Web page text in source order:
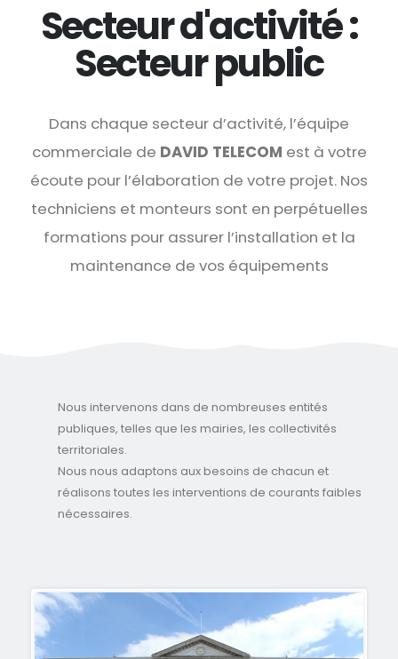
Secteur d'activité :
Secteur public
Dans chaque secteur d’activité, l’équipe
commerciale de DAVID TELECOM est à votre
écoute pour l’élaboration de votre projet. Nos
techniciens et monteurs sont en perpétuelles
formations pour assurer l’installation et la
maintenance de vos équipements
Nous intervenons dans de nombreuses entités
publiques, telles que les mairies, les collectivités
territoriales.
Nous nous adaptons aux besoins de chacun et
réalisons toutes les interventions de courants faibles
nécessaires.